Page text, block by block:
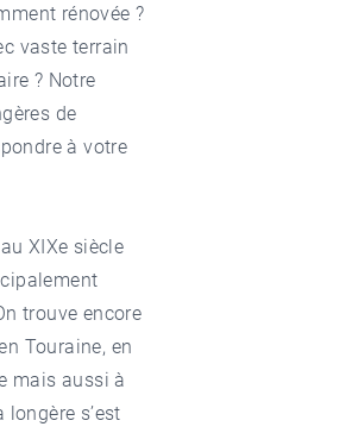
rénovée ?
vaste terrain
? Notre
de
à votre
XIXe siècle
trouve encore
Touraine, en
mais aussi à
s’est